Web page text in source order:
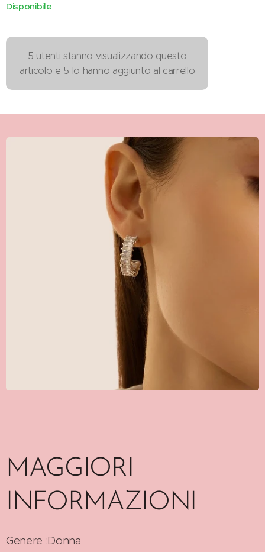
Disponibile
5 utenti stanno visualizzando questo
articolo e 5 lo hanno aggiunto al carrello
MAGGIORI
INFORMAZIONI
Genere :Donna